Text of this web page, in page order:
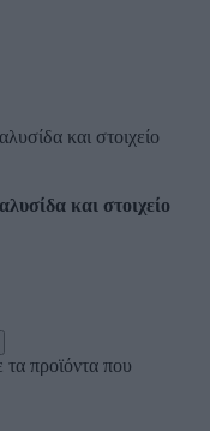
και στοιχείο
τα προϊόντα που